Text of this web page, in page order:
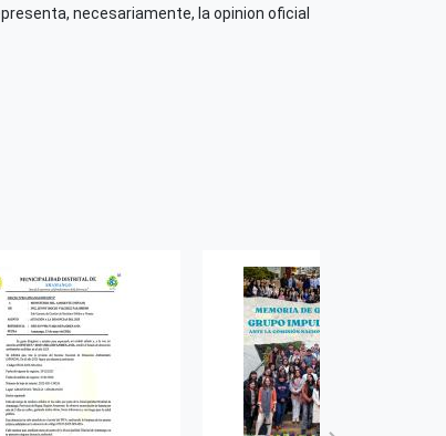
necesariamente, la opinion oficial